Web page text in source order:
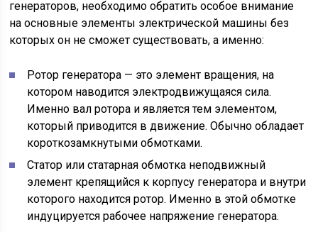
генераторов, необходимо обратить особое внимание
на основные элементы электрической машины без
которых он не сможет существовать, а именно:
Ротор генератора — это элемент вращения, на
котором наводится электродвижущаяся сила.
Именно вал ротора и является тем элементом,
который приводится в движение. Обычно обладает
короткозамкнутыми обмотками.
Статор или статарная обмотка неподвижный
элемент крепящийся к корпусу генератора и внутри
которого находится ротор. Именно в этой обмотке
индуцируется рабочее напряжение генератора.